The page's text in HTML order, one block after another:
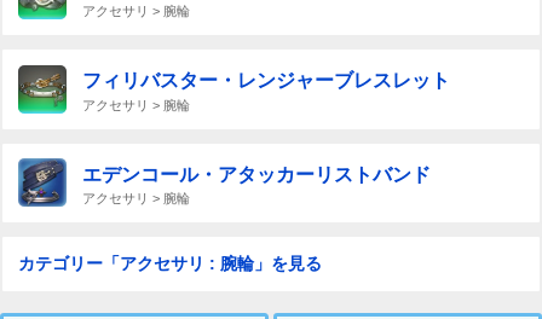
アクセサリ > 腕輪
フィリバスター・レンジャーブレスレット
アクセサリ > 腕輪
エデンコール・アタッカーリストバンド
アクセサリ > 腕輪
カテゴリー「アクセサリ : 腕輪」を見る